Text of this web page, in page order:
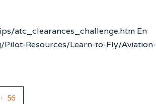
atc_clearances_challenge.htm En
Pilot-Resources/Learn-to-Fly/Aviation-
56